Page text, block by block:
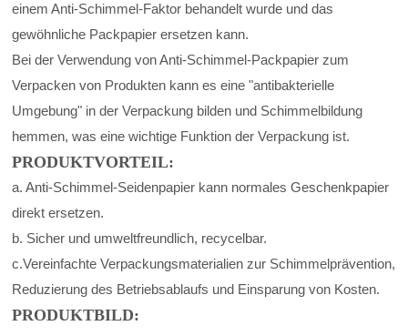
einem Anti-Schimmel-Faktor behandelt wurde und das
gewöhnliche Packpapier ersetzen kann.
Bei der Verwendung von Anti-Schimmel-Packpapier zum
Verpacken von Produkten kann es eine "antibakterielle
Umgebung" in der Verpackung bilden und Schimmelbildung
hemmen, was eine wichtige Funktion der Verpackung ist.
PRODUKTVORTEIL:
a. Anti-Schimmel-Seidenpapier kann normales Geschenkpapier
direkt ersetzen.
b. Sicher und umweltfreundlich, recycelbar.
c.Vereinfachte Verpackungsmaterialien zur Schimmelprävention,
Reduzierung des Betriebsablaufs und Einsparung von Kosten.
PRODUKTBILD: